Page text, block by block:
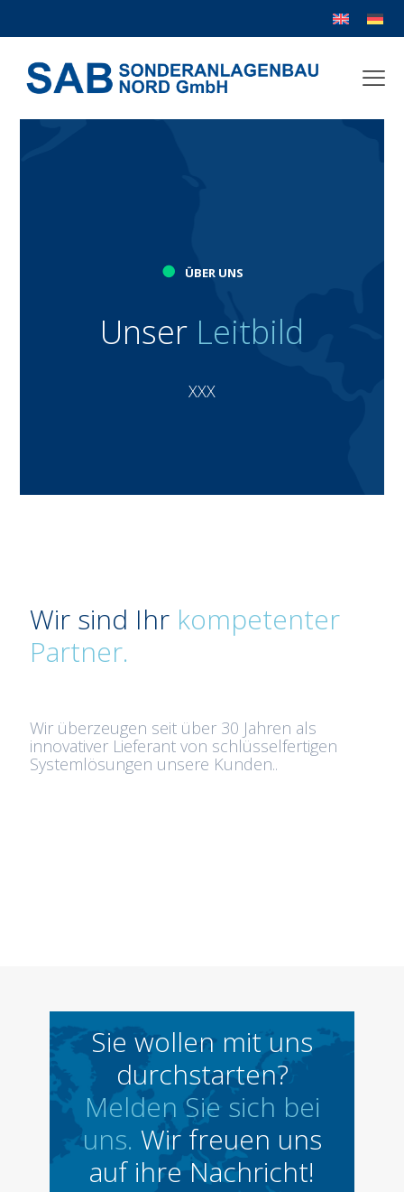
● ÜBER UNS
Unser Leitbild
XXX
Wir sind Ihr kompetenter
Partner.
Wir überzeugen seit über 30 Jahren als
innovativer Lieferant von schlüsselfertigen
Systemlösungen unsere Kunden..
Sie wollen mit uns
durchstarten?
Melden Sie sich bei
uns. Wir freuen uns
auf ihre Nachricht!